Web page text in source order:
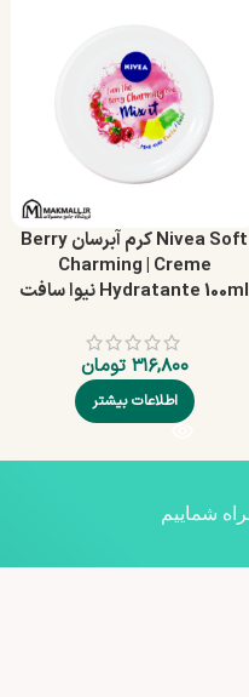
Nivea Soft کرم آبرسان Berry
Charming | Creme
Hydratante 100ml نیوا سافت
۳۱۶,۸۰۰ تومان
اطلاعات بیشتر